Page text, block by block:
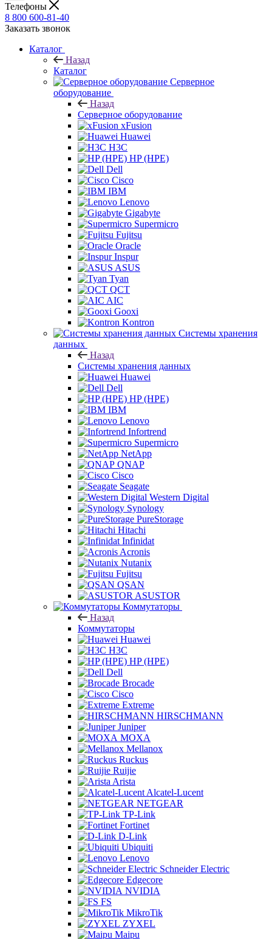
Телефоны
8 800 600-81-40
Заказать звонок
Каталог
Назад
Каталог
Серверное
оборудование
Назад
Серверное оборудование
xFusion
Huawei
H3C
HP (HPE)
Dell
Cisco
IBM
Lenovo
Gigabyte
Supermicro
Fujitsu
Oracle
Inspur
ASUS
Tyan
QCT
AIC
Gooxi
Kontron
Системы хранения
данных
Назад
Системы хранения данных
Huawei
Dell
HP (HPE)
IBM
Lenovo
Infortrend
Supermicro
NetApp
QNAP
Cisco
Seagate
Western Digital
Synology
PureStorage
Hitachi
Infinidat
Acronis
Nutanix
Fujitsu
QSAN
ASUSTOR
Коммутаторы
Назад
Коммутаторы
Huawei
H3C
HP (HPE)
Dell
Brocade
Cisco
Extreme
HIRSCHMANN
Juniper
MOXA
Mellanox
Ruckus
Ruijie
Arista
Alcatel-Lucent
NETGEAR
TP-Link
Fortinet
D-Link
Ubiquiti
Lenovo
Schneider Electric
Edgecore
NVIDIA
FS
MikroTik
ZYXEL
Maipu